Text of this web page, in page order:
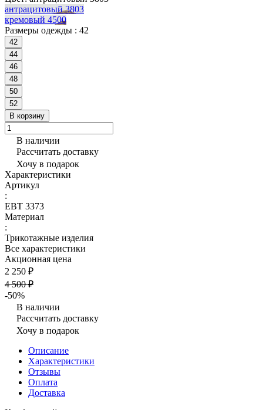
антрацитовый 3803
кремовый 4500
Размеры одежды : 42
42
44
46
48
50
52
В корзину
В наличии
Рассчитать доставку
Хочу в подарок
Характеристики
Артикул
:
ЕВТ 3373
Материал
:
Трикотажные изделия
Все характеристики
Акционная цена
2 250 ₽
4 500 ₽
-50%
В наличии
Рассчитать доставку
Хочу в подарок
Описание
Характеристики
Отзывы
Оплата
Доставка